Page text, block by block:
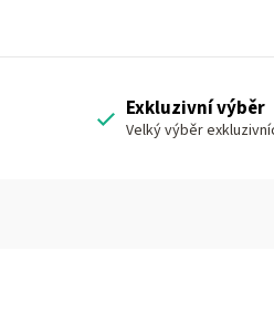
Exkluzivní výběr
Velký výběr